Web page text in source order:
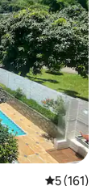
Средна
5 (161)